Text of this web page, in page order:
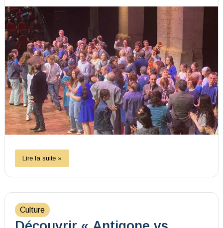
Lire la suite »
Culture